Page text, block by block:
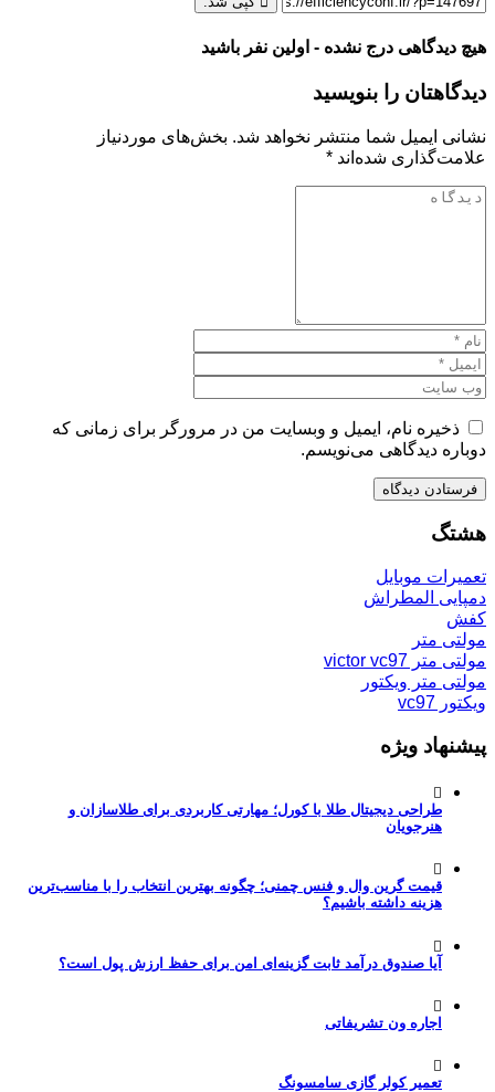
هیچ دیدگاهی درج نشده - اولین نفر باشید
دیدگاهتان را بنویسید
نشانی ایمیل شما منتشر نخواهد شد. بخش‌های موردنیاز
علامت‌گذاری شده‌اند *
ذخیره نام، ایمیل و وبسایت من در مرورگر برای زمانی که
دوباره دیدگاهی می‌نویسم.
هشتگ
تعمیرات موبایل
دمپایی المطراش
کفش
مولتی متر
مولتی متر victor vc97
مولتی متر ویکتور
ویکتور vc97
پیشنهاد ویژه
طراحی دیجیتال طلا با کورل؛ مهارتی کاربردی برای طلاسازان و
هنرجویان
قیمت گرین وال و فنس چمنی؛ چگونه بهترین انتخاب را با مناسب‌ترین
هزینه داشته باشیم؟
آیا صندوق درآمد ثابت گزینه‌ای امن برای حفظ ارزش پول است؟
اجاره ون تشریفاتی
تعمیر کولر گازی سامسونگ